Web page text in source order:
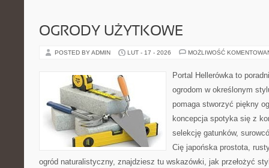
OGRODY UŻYTKOWE
POSTED BY ADMIN LUT - 17 - 2026 MOŻLIWOŚĆ
Portal Hellerówka to
ogrodom w określonym
pomaga stworzyć piękny
koncepcja spotyka się z
selekcję gatunków,
Cię japońska prostota,
ogród naturalistyczny, znajdziesz tu wskazówki, jak przełożyć